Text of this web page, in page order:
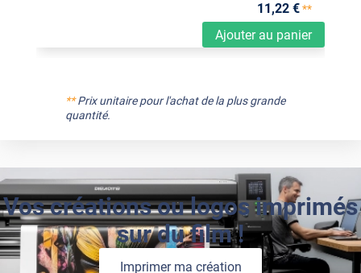
Ajouter au panier
11 ,22 €**
**Prix unitaire pour l'achat de la plus grande
quantité.
Vos créations ou logos imprimés
sur du film !
Imprimer ma création